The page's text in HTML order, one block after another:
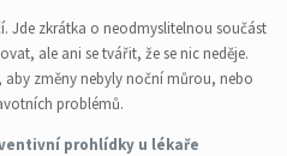
Jde zkrátka o neodmyslitelnou součást
ale ani se tvářit, že se nic neděje.
aby změny nebyly noční můrou, nebo
problémů.
prohlídky u lékaře